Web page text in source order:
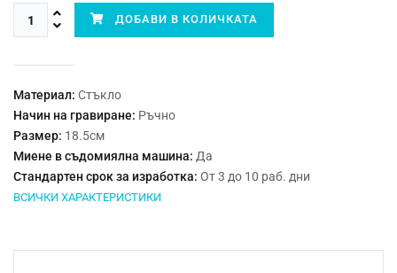
ДОБАВИ В КОЛИЧКАТА
Материал: Стъкло
Начин на гравиране: Ръчно
Размер: 18.5см
Миене в съдомиялна машина: Да
Стандартен срок за изработка: От 3 до 10 раб. дни
ВСИЧКИ ХАРАКТЕРИСТИКИ